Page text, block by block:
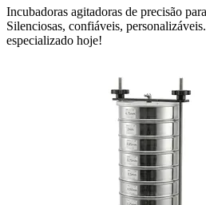
Incubadoras agitadoras de precisão
Silenciosas, confiáveis,
especializado hoje!